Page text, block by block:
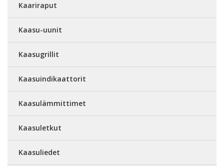
Kaariraput
Kaasu-uunit
Kaasugrillit
Kaasuindikaattorit
Kaasulämmittimet
Kaasuletkut
Kaasuliedet